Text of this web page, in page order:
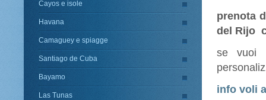
Cayos e isole
Havana
Camaguey e spiagge
Santiago de Cuba
Bayamo
Las Tunas
prenota
del Rijo
se vuoi
info voli